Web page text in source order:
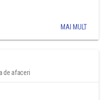
MAI MULT
de afaceri